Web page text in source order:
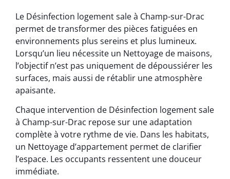
Le Désinfection logement sale à Champ-sur-Drac
permet de transformer des pièces fatiguées en
environnements plus sereins et plus lumineux.
Lorsqu’un lieu nécessite un Nettoyage de maisons,
l’objectif n’est pas uniquement de dépoussiérer les
surfaces, mais aussi de rétablir une atmosphère
apaisante.
Chaque intervention de Désinfection logement sale
à Champ-sur-Drac repose sur une adaptation
complète à votre rythme de vie. Dans les habitats,
un Nettoyage d’appartement permet de clarifier
l’espace. Les occupants ressentent une douceur
immédiate.